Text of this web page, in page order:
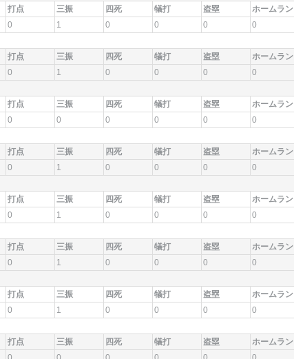
打点 三振 四死 犠打 盗塁 ホームラン
0 1 0 0 0 0
打点 三振 四死 犠打 盗塁 ホームラン
0 1 0 0 0 0
打点 三振 四死 犠打 盗塁 ホームラン
0 0 0 0 0 0
打点 三振 四死 犠打 盗塁 ホームラン
0 1 0 0 0 0
打点 三振 四死 犠打 盗塁 ホームラン
0 1 0 0 0 0
打点 三振 四死 犠打 盗塁 ホームラン
0 1 0 0 0 0
打点 三振 四死 犠打 盗塁 ホームラン
0 1 0 0 0 0
打点 三振 四死 犠打 盗塁 ホームラン